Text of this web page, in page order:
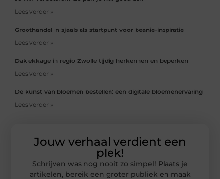
Lees verder »
Groothandel in sjaals als startpunt voor beanie-inspiratie
Lees verder »
Daklekkage in regio Zwolle tijdig herkennen en beperken
Lees verder »
De kunst van bloemen bestellen: een digitale bloemenervaring
Lees verder »
Jouw verhaal verdient een
plek!
Schrijven was nog nooit zo simpel! Plaats je
artikelen, bereik een groter publiek en maak